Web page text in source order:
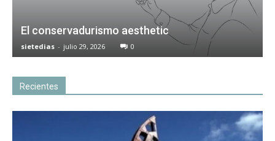
El conservadurismo aesthetic
sietedias - julio 29, 2026 0
Recientes